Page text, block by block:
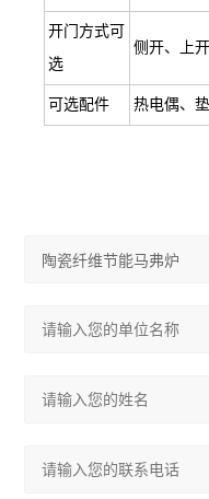
开门方式可
选
侧开、上
可选配件 热电偶、